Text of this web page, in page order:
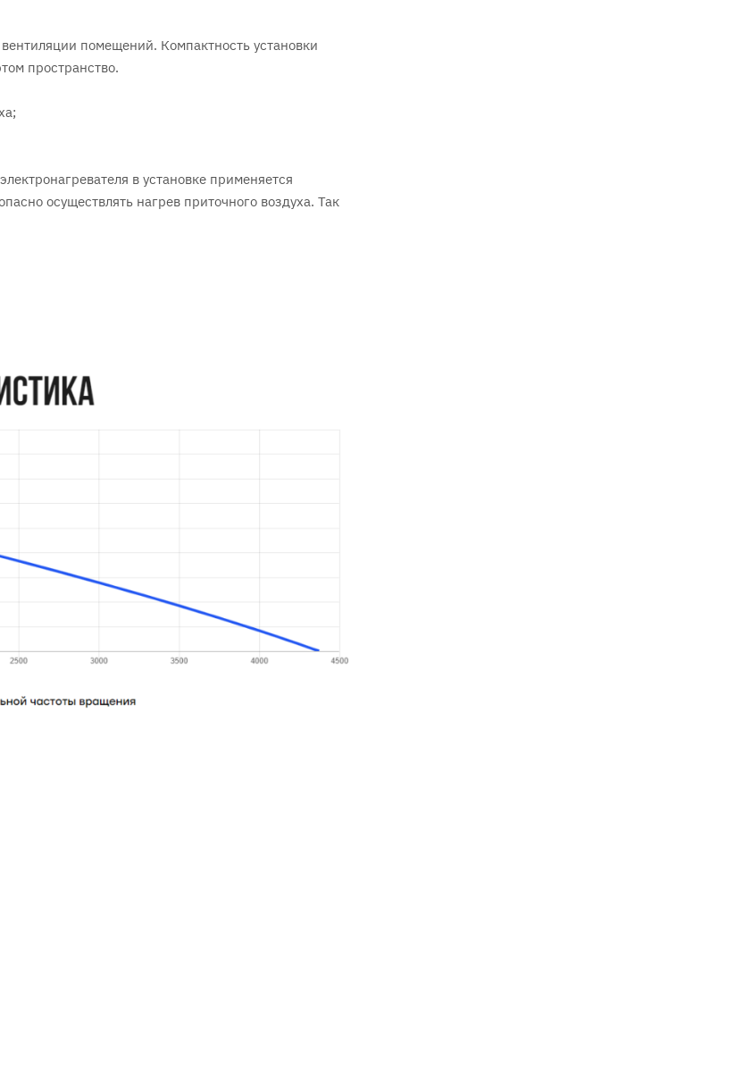
помещений. Компактность установки
пространство.
в установке применяется
осуществлять нагрев приточного воздуха. Так